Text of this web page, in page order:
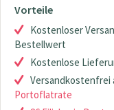
Vorteile
Kostenloser
Bestellwert
Kostenlose
Versandkostenfrei
Portoflatrate